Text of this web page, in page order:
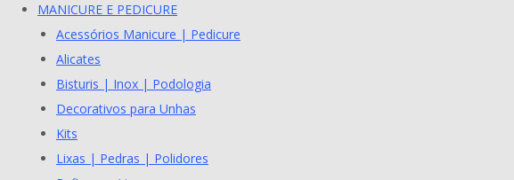
MANICURE E PEDICURE
Acessórios Manicure | Pedicure
Alicates
Bisturis | Inox | Podologia
Decorativos para Unhas
Kits
Lixas | Pedras | Polidores